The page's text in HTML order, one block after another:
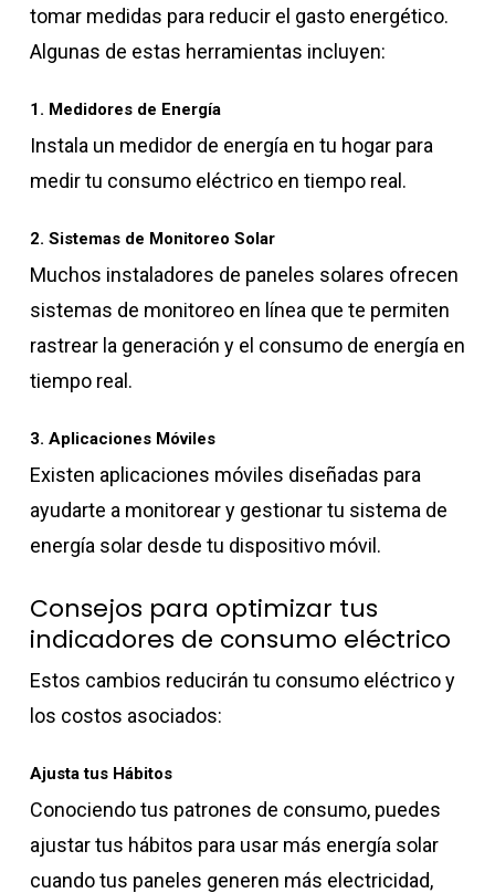
tomar medidas para reducir el gasto energético.
Algunas de estas herramientas incluyen:
1. Medidores de Energía
Instala un medidor de energía en tu hogar para
medir tu consumo eléctrico en tiempo real.
2. Sistemas de Monitoreo Solar
Muchos instaladores de paneles solares ofrecen
sistemas de monitoreo en línea que te permiten
rastrear la generación y el consumo de energía en
tiempo real.
3. Aplicaciones Móviles
Existen aplicaciones móviles diseñadas para
ayudarte a monitorear y gestionar tu sistema de
energía solar desde tu dispositivo móvil.
Consejos para optimizar tus
indicadores de consumo eléctrico
Estos cambios reducirán tu consumo eléctrico y
los costos asociados:
Ajusta tus Hábitos
Conociendo tus patrones de consumo, puedes
ajustar tus hábitos para usar más energía solar
cuando tus paneles generen más electricidad,